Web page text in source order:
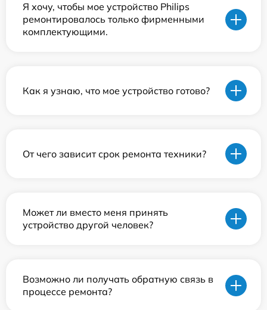
Я хочу, чтобы мое устройство Philips
ремонтировалось только фирменными
комплектующими.
Как я узнаю, что мое устройство готово?
От чего зависит срок ремонта техники?
Может ли вместо меня принять
устройство другой человек?
Возможно ли получать обратную связь в
процессе ремонта?